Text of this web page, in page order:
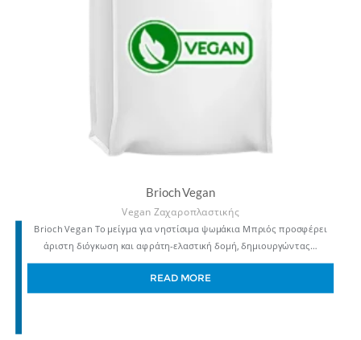
Brioch Vegan
Vegan Ζαχαροπλαστικής
Brioch Vegan Το μείγμα για νηστίσιμα ψωμάκια Μπριός προσφέρει
άριστη διόγκωση και αφράτη-ελαστική δομή, δημιουργώντας…
READ MORE